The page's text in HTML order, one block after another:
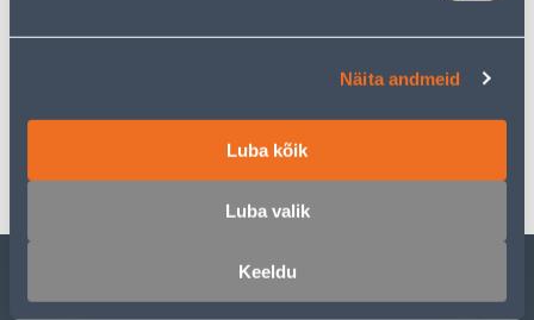
Näita andmeid
Luba kõik
Luba valik
Keeldu
ОБСЛУЖИВАНИЕ ЧАСТНЫХ КЛИЕНТОВ